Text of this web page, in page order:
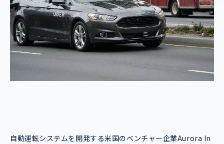
自動運転システムを開発する米国のベンチャー企業Aurora In